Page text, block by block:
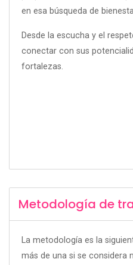
en esa búsqueda de
Desde la escucha y el
conectar con sus
fortalezas.
Metodología de
La metodología es la
más de una si se considera